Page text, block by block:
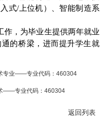
式/上位机）、智能制造系
作，为毕业生提供两年就业
的桥梁，进而提升学生就
专业——专业代码：460304
——专业代码：460304
返回列表